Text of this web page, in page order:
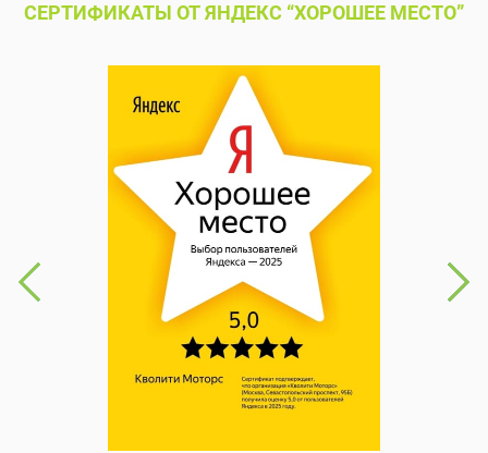
СЕРТИФИКАТЫ ОТ ЯНДЕКС “ХОРОШЕЕ МЕСТО”